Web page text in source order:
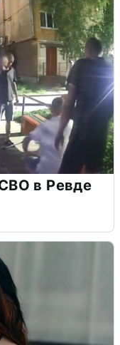
в Ревде